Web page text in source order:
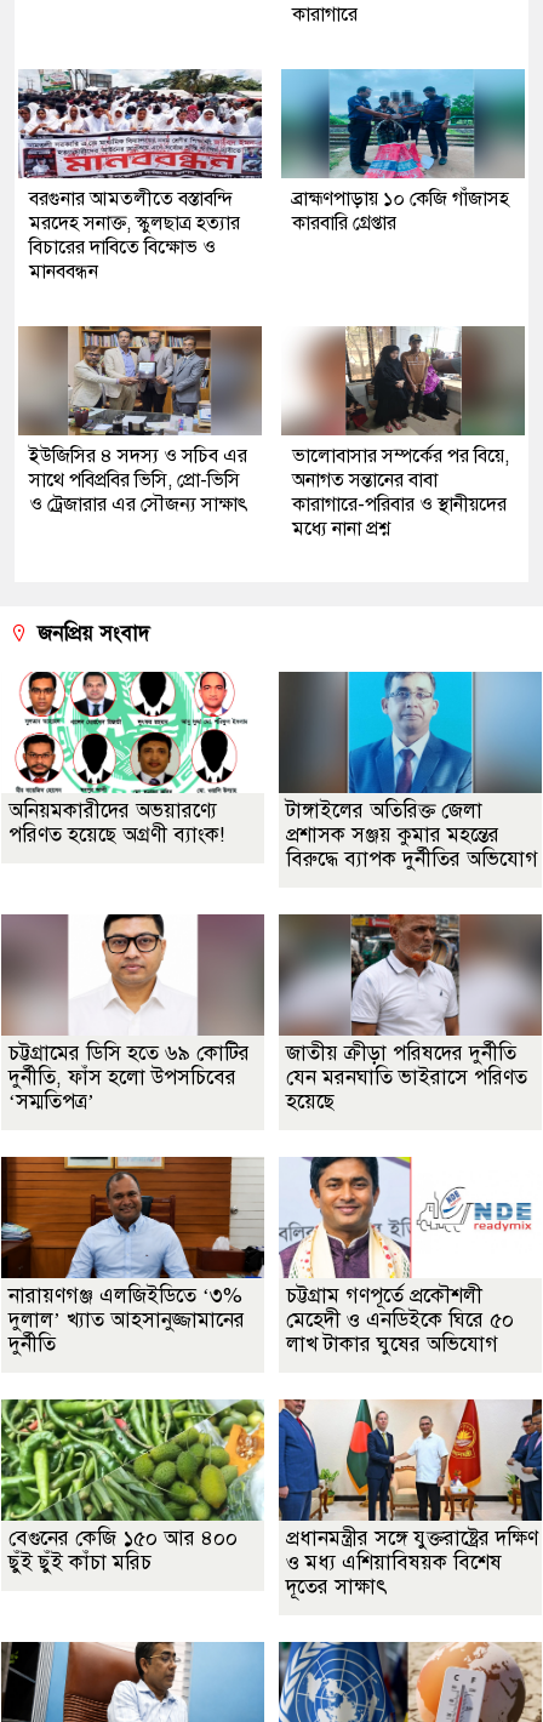
কারাগারে
বরগুনার আমতলীতে বস্তাবন্দি
মরদেহ সনাক্ত, স্কুলছাত্র হত্যার
বিচারের দাবিতে বিক্ষোভ ও
মানববন্ধন
​ব্রাহ্মণপাড়ায় ১০ কেজি গাঁজাসহ
কারবারি গ্রেপ্তার
ইউজিসির ৪ সদস্য ও সচিব এর
সাথে পবিপ্রবির ভিসি, প্রো-ভিসি
ও ট্রেজারার এর সৌজন্য সাক্ষাৎ
ভালোবাসার সম্পর্কের পর বিয়ে,
অনাগত সন্তানের বাবা
কারাগারে-পরিবার ও স্থানীয়দের
মধ্যে নানা প্রশ্ন
জনপ্রিয় সংবাদ
অনিয়মকারীদের অভয়ারণ্যে
পরিণত হয়েছে অগ্রণী ব্যাংক!
টাঙ্গাইলের অতিরিক্ত জেলা
প্রশাসক সঞ্জয় কুমার মহন্তের
বিরুদ্ধে ব্যাপক দুর্নীতির অভিযোগ
চট্টগ্রামের ডিসি হতে ৬৯ কোটির
দুর্নীতি, ফাঁস হলো উপসচিবের
‘সম্মতিপত্র’
জাতীয় ক্রীড়া পরিষদের দুর্নীতি
যেন মরনঘাতি ভাইরাসে পরিণত
হয়েছে
নারায়ণগঞ্জ এলজিইডিতে ‘৩%
দুলাল’ খ্যাত আহসানুজ্জামানের
দুর্নীতি
চট্টগ্রাম গণপূর্তে প্রকৌশলী
মেহেদী ও এনডিইকে ঘিরে ৫০
লাখ টাকার ঘুষের অভিযোগ
বেগুনের কেজি ১৫০ আর ৪০০
ছুঁই ছুঁই কাঁচা মরিচ
প্রধানমন্ত্রীর সঙ্গে যুক্তরাষ্ট্রের দক্ষিণ
ও মধ্য এশিয়াবিষয়ক বিশেষ
দূতের সাক্ষাৎ